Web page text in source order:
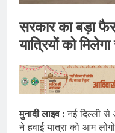
सरकार का बड़ा
यात्रियों को
मुनादी लाइव :नई दिल्ली
ने हवाई यात्रा को आम